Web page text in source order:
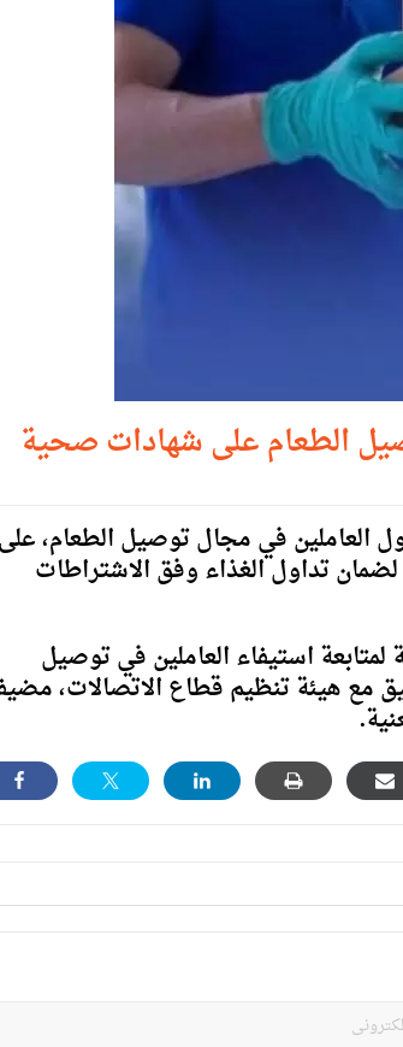
الطعام على شهادات صحية
العاملين في مجال توصيل الطعام، على
تداول الغذاء وفق الاشتراطات
استيفاء العاملين في توصيل
مع هيئة تنظيم قطاع الاتصالات،